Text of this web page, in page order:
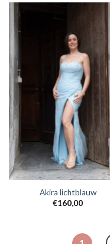
Akira lichtblauw
€160,00